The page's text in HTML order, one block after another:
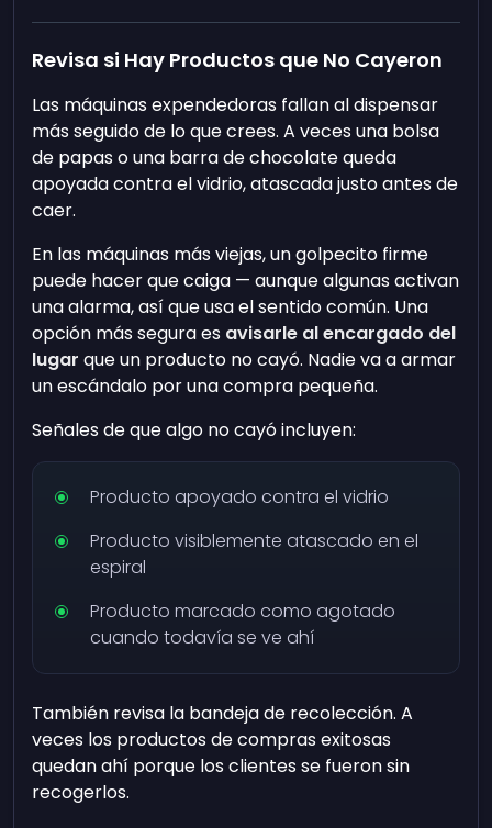
Revisa si Hay Productos que No Cayeron
Las máquinas expendedoras fallan al dispensar
más seguido de lo que crees. A veces una bolsa
de papas o una barra de chocolate queda
apoyada contra el vidrio, atascada justo antes de
caer.
En las máquinas más viejas, un golpecito firme
puede hacer que caiga — aunque algunas activan
una alarma, así que usa el sentido común. Una
opción más segura es avisarle al encargado del
lugar que un producto no cayó. Nadie va a armar
un escándalo por una compra pequeña.
Señales de que algo no cayó incluyen:
Producto apoyado contra el vidrio
Producto visiblemente atascado en el
espiral
Producto marcado como agotado
cuando todavía se ve ahí
También revisa la bandeja de recolección. A
veces los productos de compras exitosas
quedan ahí porque los clientes se fueron sin
recogerlos.